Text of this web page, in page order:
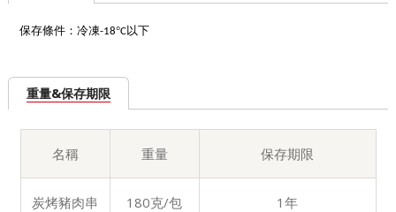
保存條件：冷凍-18°C以下
重量&保存期限
名稱 重量 保存期限
炭烤豬肉串 180克/包 1年